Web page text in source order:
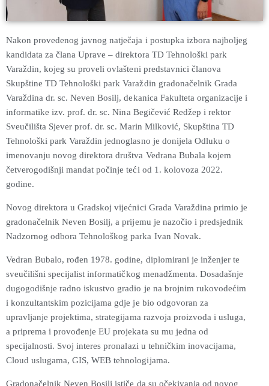
Nakon provedenog javnog natječaja i postupka izbora najboljeg
kandidata za člana Uprave – direktora TD Tehnološki park
Varaždin, kojeg su proveli ovlašteni predstavnici članova
Skupštine TD Tehnološki park Varaždin gradonačelnik Grada
Varaždina dr. sc. Neven Bosilj, dekanica Fakulteta organizacije i
informatike izv. prof. dr. sc. Nina Begičević Redžep i rektor
Sveučilišta Sjever prof. dr. sc. Marin Milković, Skupština TD
Tehnološki park Varaždin jednoglasno je donijela Odluku o
imenovanju novog direktora društva Vedrana Bubala kojem
četverogodišnji mandat počinje teći od 1. kolovoza 2022.
godine.
Novog direktora u Gradskoj vijećnici Grada Varaždina primio je
gradonačelnik Neven Bosilj, a prijemu je nazočio i predsjednik
Nadzornog odbora Tehnološkog parka Ivan Novak.
Vedran Bubalo, rođen 1978. godine, diplomirani je inženjer te
sveučilišni specijalist informatičkog menadžmenta. Dosadašnje
dugogodišnje radno iskustvo gradio je na brojnim rukovodećim
i konzultantskim pozicijama gdje je bio odgovoran za
upravljanje projektima, strategijama razvoja proizvoda i usluga,
a priprema i provođenje EU projekata su mu jedna od
specijalnosti. Svoj interes pronalazi u tehničkim inovacijama,
Cloud uslugama, GIS, WEB tehnologijama.
Gradonačelnik Neven Bosilj ističe da su očekivanja od novog